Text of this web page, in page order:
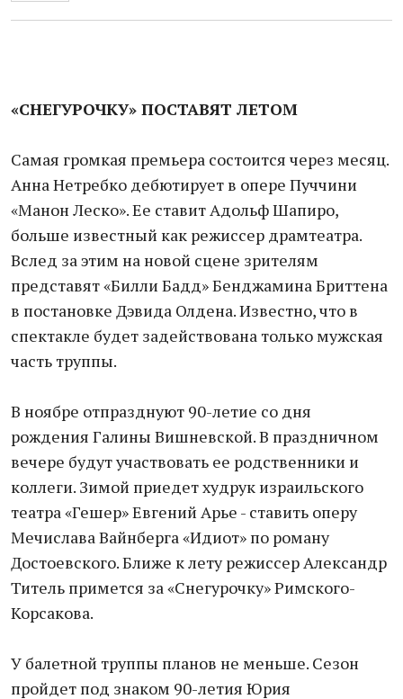
«СНЕГУРОЧКУ» ПОСТАВЯТ ЛЕТОМ
Самая громкая премьера состоится через месяц.
Анна Нетребко дебютирует в опере Пуччини
«Манон Леско». Ее ставит Адольф Шапиро,
больше известный как режиссер драмтеатра.
Вслед за этим на новой сцене зрителям
представят «Билли Бадд» Бенджамина Бриттена
в постановке Дэвида Олдена. Известно, что в
спектакле будет задействована только мужская
часть труппы.
В ноябре отпразднуют 90-летие со дня
рождения Галины Вишневской. В праздничном
вечере будут участвовать ее родственники и
коллеги. Зимой приедет худрук израильского
театра «Гешер» Евгений Арье - ставить оперу
Мечислава Вайнберга «Идиот» по роману
Достоевского. Ближе к лету режиссер Александр
Титель примется за «Снегурочку» Римского-
Корсакова.
У балетной труппы планов не меньше. Сезон
пройдет под знаком 90-летия Юрия